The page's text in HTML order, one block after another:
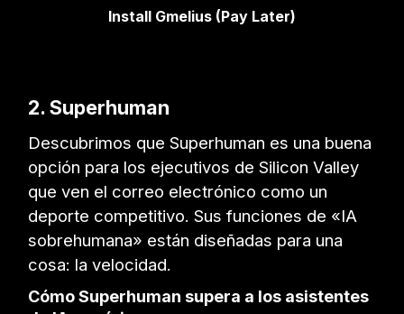
Install Gmelius (Pay Later)
2. Superhuman
Descubrimos que Superhuman es una buena
opción para los ejecutivos de Silicon Valley
que ven el correo electrónico como un
deporte competitivo. Sus funciones de «IA
sobrehumana» están diseñadas para una
cosa: la velocidad.
Cómo Superhuman supera a los asistentes